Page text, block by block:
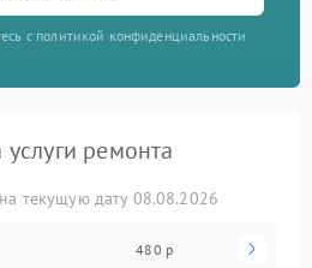
с политикой конфиденциальности
ремонта
текущую дату 08.08.2026
480 р